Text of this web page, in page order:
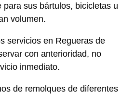
para sus bártulos, bicicletas u
volumen.
servicios en Regueras de
con anterioridad, no
inmediato.
de remolques de diferentes